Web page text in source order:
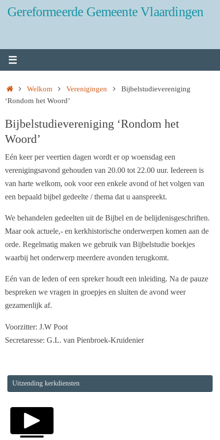
naarGereformeerde Gemeente Vlaardingen
HomeWelkom Verenigingen
Bijbelstudievereniging
‘Rondom het Woord’
Bijbelstudievereniging ‘Rondom het
Woord’
Eén keer per veertien dagen wordt er op woensdag een
verenigingsavond gehouden van 20.00 tot 22.00 uur. Iedereen is
van harte welkom, ook voor een enkele avond of het volgen van
een bepaald bijbel gedeelte / thema dat u aanspreekt.
We behandelen gedeelten uit de Bijbel en de belijdenisgeschriften.
Maar ook actuele,- en kerkhistorische onderwerpen komen aan de
orde. Regelmatig maken we gebruik van Bijbelstudie boekjes
waarbij het onderwerp meerdere avonden terugkomt.
Eén van de leden of een spreker houdt een inleiding. Na de pauze
bespreken we vragen in groepjes en sluiten de avond weer
gezamenlijk af.
Voorzitter: J.W Poot
Secretaresse: G.L. van Pienbroek-Kruidenier
Uitzending kerkdiensten